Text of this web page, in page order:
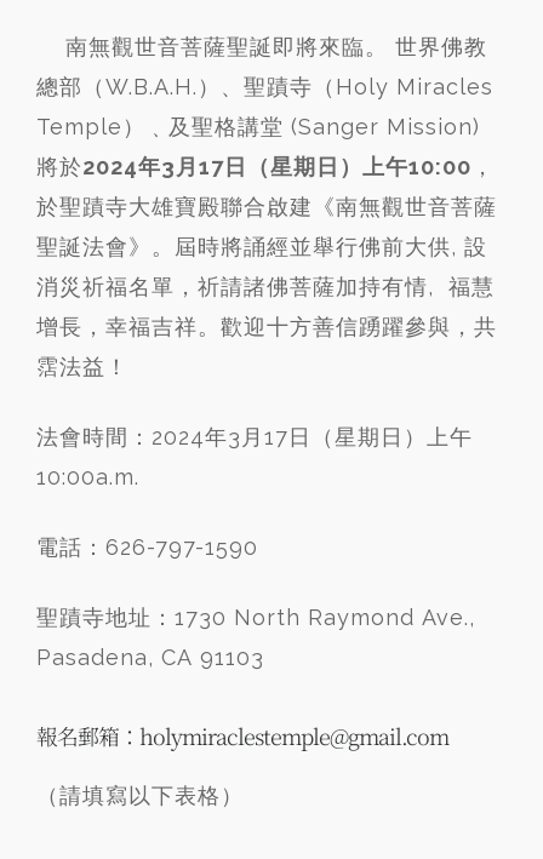
南無觀世音菩薩聖誕即將來臨。 世界佛教
總部（W.B.A.H.）、聖蹟寺（Holy Miracles
Temple）﹑及聖格講堂 (Sanger Mission)
將於2024年3 月 17 日（星期日）上午10:00 ，
於聖蹟寺大雄寶殿聯合啟建《南無觀世音菩薩
聖誕法會》。屆時將誦經並舉行佛前大供, 設
消災祈福名單，祈請諸佛菩薩加持有情, 福慧
增長，幸福吉祥。歡迎十方善信踴躍參與，共
霑法益！
法會時間：2024年3月17日（星期日）上午
10:00a.m.
電話：626-797-1590
聖蹟寺地址：1730 North Raymond Ave.,
Pasadena, CA 91103
報名郵箱：holymiraclestemple@gmail.com
（請填寫以下表格）